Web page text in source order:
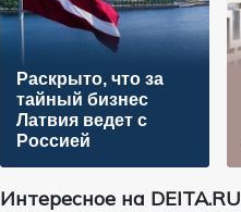
Раскрыто, что за
тайный бизнес
Латвия ведет с
Россией
Интересное на DEITA.RU